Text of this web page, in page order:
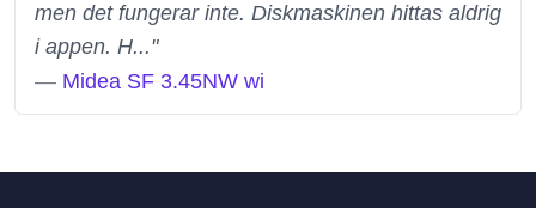
men det fungerar inte. Diskmaskinen hittas aldrig
i appen. H..."
— Midea SF 3.45NW wi